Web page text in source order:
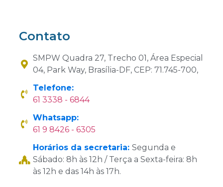
Contato
SMPW Quadra 27, Trecho 01, Área Especial
04, Park Way, Brasília-DF, CEP: 71.745-700,
Telefone:
61 3338 - 6844
Whatsapp:
61 9 8426 - 6305
Horários da secretaria: Segunda e
Sábado: 8h às 12h / Terça a Sexta-feira: 8h
às 12h e das 14h às 17h.